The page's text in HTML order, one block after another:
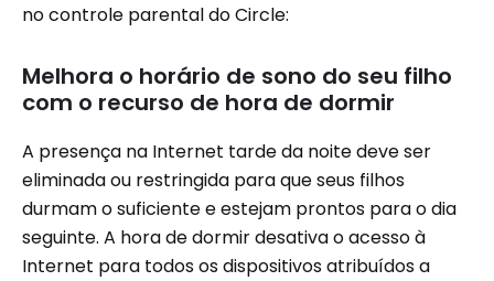
no controle parental do Circle:
Melhora o horário de sono do seu filho
com o recurso de hora de dormir
A presença na Internet tarde da noite deve ser
eliminada ou restringida para que seus filhos
durmam o suficiente e estejam prontos para o dia
seguinte. A hora de dormir desativa o acesso à
Internet para todos os dispositivos atribuídos a